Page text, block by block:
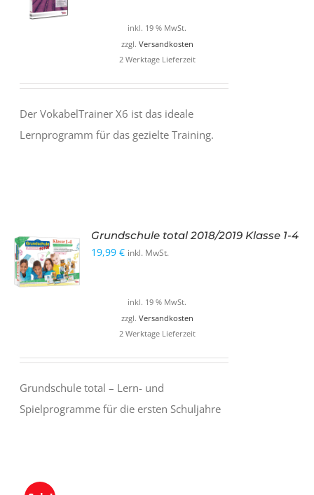
war:
9,99 €
ist:
4,99 €.
inkl. 19 % MwSt.
zzgl. Versandkosten
2 Werktage Lieferzeit
Der VokabelTrainer X6 ist das ideale
Lernprogramm für das gezielte Training.
IN DEN
WARENKORB
Grundschule total 2018/2019 Klasse 1-4
19,99€ inkl. MwSt.
inkl. 19 % MwSt.
zzgl. Versandkosten
2 Werktage Lieferzeit
Grundschule total – Lern- und
Spielprogramme für die ersten Schuljahre